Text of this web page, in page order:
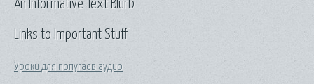
Links to Important Stuff
Уроки для попугаев аудио
An Informative Text Blurb